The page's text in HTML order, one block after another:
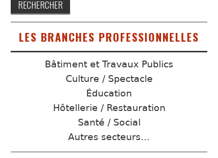
LES BRANCHES PROFESSIONNELLES
Bâtiment et Travaux Publics
Culture / Spectacle
Éducation
Hôtellerie / Restauration
Santé / Social
Autres secteurs…